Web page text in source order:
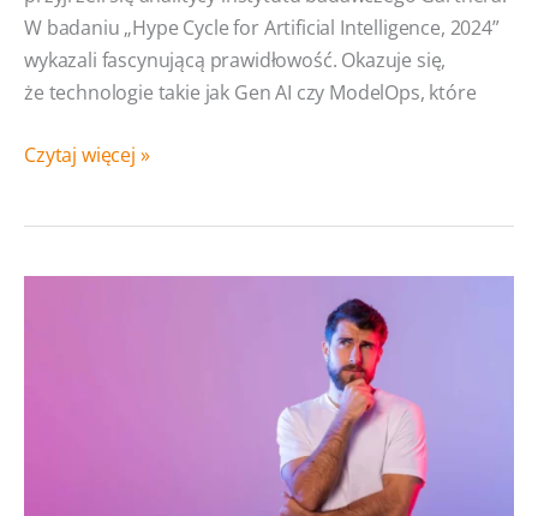
W badaniu „Hype Cycle for Artificial Intelligence, 2024”
wykazali fascynującą prawidłowość. Okazuje się,
że technologie takie jak Gen AI czy ModelOps, które
Technologiczna
na inwestycję
Czytaj więcej »